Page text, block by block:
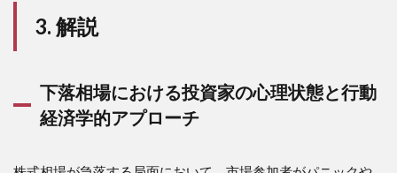
落相
場と
セス
のフ
ァク
3. 解説
下落相場における投資家の心理状態と行動
経済学的アプローチ